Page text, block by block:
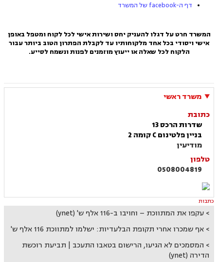
דף ה-facebook של המשרד
המשרד חרט על דגלו להעניק יחס ושירות אישי לכל לקוח ומטפל באופן
אישי ויסודי בכל אחד מלקוחותיו עד לקבלת הפתרון הטוב ביותר עבור
הלקוח לכל שאלה או ייעוץ מוזמנים לפנות ונשמח לסייע.
משרד ראשי
כתובת
שדרות הרכס 13
בניין פלטינום C קומה 2
מודיעין
טלפון
0508004819
כתבות
עקפו את המתווכת – וחויבו ב-116 אלף ש' (ynet)
אף שמכרו אחרי תקופת הבלעדיות: ישלמו למתווכת 116 אלף ש'
המסמכים לא הגיעו, הרישום בטאבו התעכב | תביעת רוכשת
הדירה (ynet)